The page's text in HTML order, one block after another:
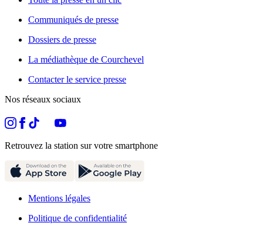
Communiqués de presse
Dossiers de presse
La médiathèque de Courchevel
Contacter le service presse
Nos réseaux sociaux
Retrouvez la station sur votre smartphone
Mentions légales
Politique de confidentialité